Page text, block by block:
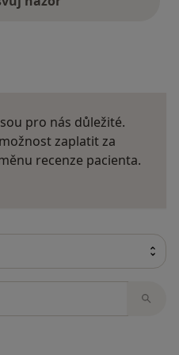
pro nás důležité.
zaplatit za
recenze pacienta.